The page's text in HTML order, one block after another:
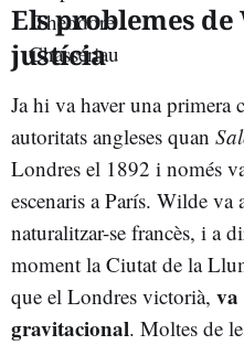
Els problemes
justícia
Ja hi va haver una primera
autoritats angleses quan
Londres el 1892 i només
escenaris a París. Wilde
naturalitzar-se francès, i a
moment la Ciutat de la
que el Londres victorià, va
gravitacional. Moltes de